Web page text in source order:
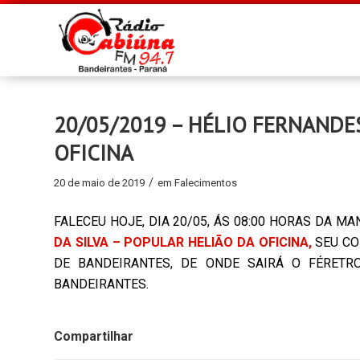
20/05/2019 – HÉLIO
OFICINA
20 de maio de 2019 / em Falecimentos
FALECEU HOJE, DIA 20/05, ÁS 08:00 HORAS DA
DA SILVA – POPULAR HELIÃO DA OFICINA,SEU
DE BANDEIRANTES, DE ONDE SAIRÁ O
BANDEIRANTES.
Compartilhar